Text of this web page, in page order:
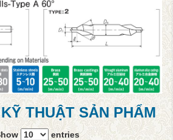
THUẬT SẢN PHẨM
entries